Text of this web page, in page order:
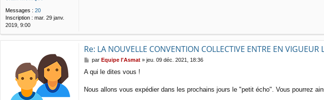
i
p
'
m
a
t
Messages : 20
Inscription : mar. 29 janv.
2019, 9:00
Re: LA NOUVELLE CONVENTION COLLECTIVE ENTRE EN VIGUEUR
M
s
a
par Equipe l'Asmat» jeu. 09 déc. 2021, 18:36
A qui le dites vous !
Nous allons vous expédier dans les prochains jours le "petit écho". Vous pourrez